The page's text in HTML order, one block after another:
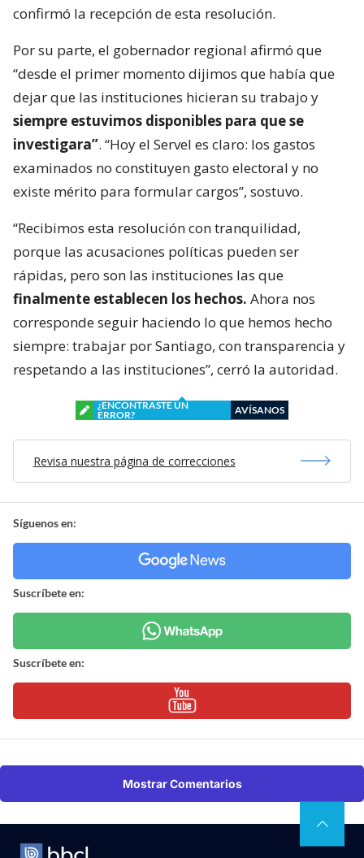
confirmó la recepción de esta resolución.
Por su parte, el gobernador regional afirmó que
“desde el primer momento dijimos que había que
dejar que las instituciones hicieran su trabajo y
siempre estuvimos disponibles para que se
investigara”. “Hoy el Servel es claro: los gastos
examinados no constituyen gasto electoral y no
existe mérito para formular cargos”, sostuvo.
“Recibimos esta resolución con tranquilidad,
porque las acusaciones políticas pueden ser
rápidas, pero son las instituciones las que
finalmente establecen los hechos. Ahora nos
corresponde seguir haciendo lo que hemos hecho
siempre: trabajar por Santiago, con transparencia y
respetando a las instituciones”, cerró la autoridad.
¿ENCONTRASTE UN
ERROR?
AVÍSANOS
Revisa nuestra página de correcciones
Síguenos en:
Suscríbete en:
Suscríbete en:
Mostrar Comentarios